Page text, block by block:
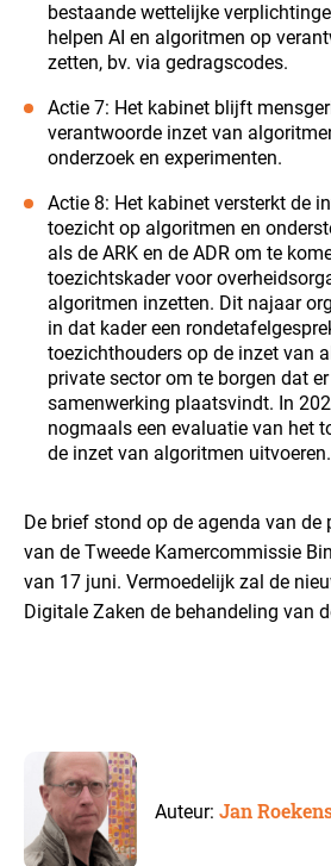
bestaande wettelijke
helpen AI en algoritmen op
zetten, bv. via gedragscodes.
Actie 7: Het kabinet blijft
verantwoorde inzet van
onderzoek en experimenten.
Actie 8: Het kabinet versterkt de
toezicht op algoritmen en
als de ARK en de ADR om te
toezichtskader voor
algoritmen inzetten. Dit najaar
in dat kader een
toezichthouders op de inzet van
private sector om te borgen dat
samenwerking plaatsvindt. In
nogmaals een evaluatie van het
de inzet van algoritmen uitvoeren.
De brief stond op de agenda van de
van de Tweede Kamercommissie
van 17 juni. Vermoedelijk zal de
Digitale Zaken de behandeling van
Auteur:Jan